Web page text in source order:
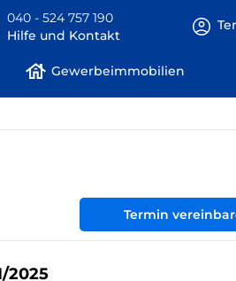
040 - 524 757 190
Hilfe und Kontakt
Gewerbeimmobilien
Termin
2025